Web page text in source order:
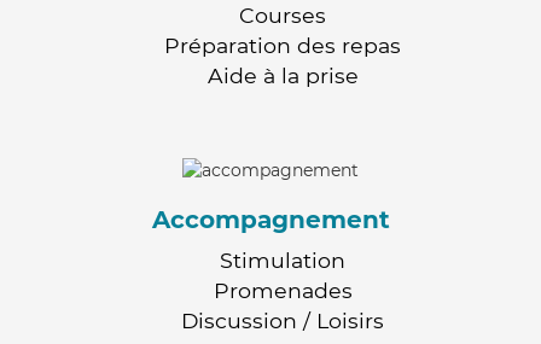
Courses
Préparation des repas
Aide à la prise
Accompagnement
Stimulation
Promenades
Discussion / Loisirs